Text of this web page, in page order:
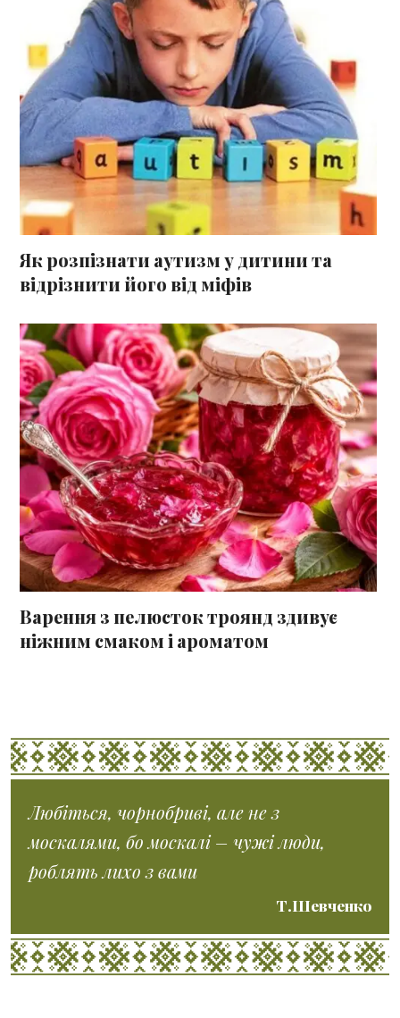
Як розпізнати аутизм у дитини та
відрізнити його від міфів
Варення з пелюсток троянд здивує
ніжним смаком і ароматом
Любіться, чорнобриві, але не з
москалями, бо москалі – чужі люди,
роблять лихо з вами
Т.Шевченко